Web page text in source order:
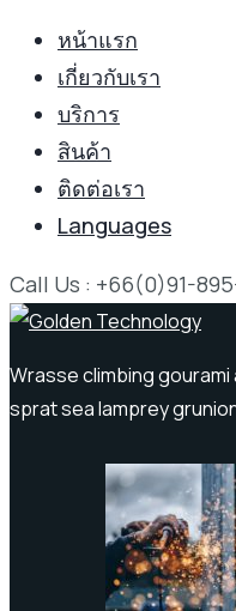
หน้าแรก
เกี่ยวกับเรา
บริการ
สินค้า
ติดต่อเรา
Languages
Call Us : +66(0)91-
Wrasse climbing
sprat sea lamprey